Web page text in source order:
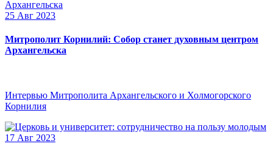
25 Авг 2023
Митрополит Корнилий: Собор станет духовным центром
Архангельска
Интервью Митрополита Архангельского и Холмогорского
Корнилия
17 Авг 2023